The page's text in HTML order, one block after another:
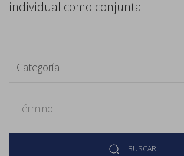
individual como conjunta.
BUSCAR